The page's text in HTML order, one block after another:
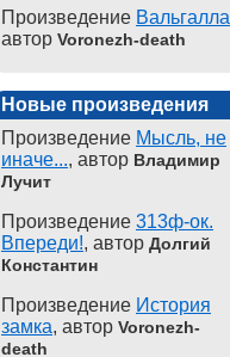
Произведение Вальгалла
автор Voronezh-death
Новые произведения
Произведение Мысль, не
иначе..., автор Владимир
Лучит
Произведение 313ф-ок.
Впереди!, автор Долгий
Константин
Произведение История
замка, автор Voronezh-
death